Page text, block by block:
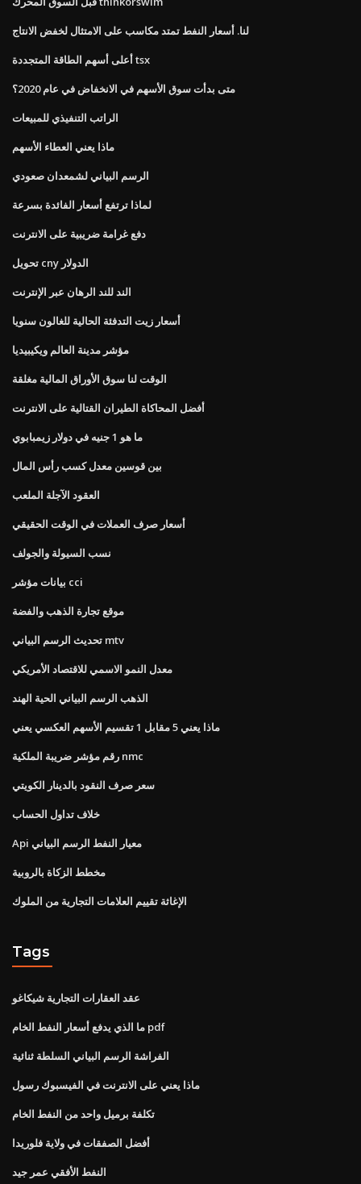
لنا. أسعار النفط تمتد مكاسب على الامتثال لخفض الانتاج
أعلى أسهم الطاقة المتجددة tsx
متى بدأت سوق الأسهم في الانخفاض في عام 2020؟
الراتب التنفيذي للمبيعات
ماذا يعني العطاء الأسهم
الرسم البياني لشمعدان صعودي
لماذا ترتفع أسعار الفائدة بسرعة
دفع غرامة ضريبية على الانترنت
تحويل cny الدولار
الند للند الرهان عبر الإنترنت
أسعار زيت التدفئة الحالية للغالون سنويا
مؤشر مدينة العالم ويكيبيديا
الوقت لنا سوق الأوراق المالية مغلقة
أفضل المحاكاة الطيران القتالية على الانترنت
ما هو 1 جنيه في دولار زيمبابوي
بين قوسين معدل كسب رأس المال
العقود الآجلة الملعب
أسعار صرف العملات في الوقت الحقيقي
نسب السيولة والجولف
بيانات مؤشر cci
موقع تجارة الذهب والفضة
تحديث الرسم البياني mtv
معدل النمو الاسمي للاقتصاد الأمريكي
الذهب الرسم البياني الحية الهند
ماذا يعني 5 مقابل 1 تقسيم الأسهم العكسي يعني
رقم مؤشر ضريبة الملكية nmc
سعر صرف النقود بالدينار الكويتي
خلاف تداول الحساب
Api معيار النفط الرسم البياني
مخطط الزكاة بالروبية
الإغاثة تقييم العلامات التجارية من الملوك
Tags
عقد العقارات التجارية شيكاغو
ما الذي يدفع أسعار النفط الخام pdf
الفراشة الرسم البياني السلطة ثنائية
ماذا يعني على الانترنت في الفيسبوك رسول
تكلفة برميل واحد من النفط الخام
أفضل الصفقات في ولاية فلوريدا
النفط الأفقي عمر جيد